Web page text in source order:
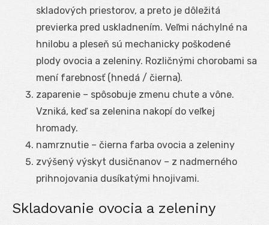
skladových priestorov, a preto je dôležitá
previerka pred uskladnením. Veľmi náchylné na
hnilobu a pleseň sú mechanicky poškodené
plody ovocia a zeleniny. Rozličnými chorobami sa
mení farebnosť (hnedá / čierna).
zaparenie – spôsobuje zmenu chute a vône.
Vzniká, keď sa zelenina nakopí do veľkej
hromady.
namrznutie – čierna farba ovocia a zeleniny
zvýšený výskyt dusičnanov – z nadmerného
prihnojovania dusíkatými hnojivami.
Skladovanie ovocia a zeleniny